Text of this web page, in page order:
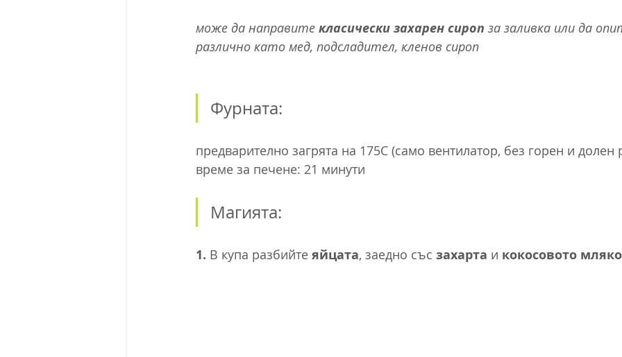
може да направите класически захарен сироп за заливка или да
различно като мед, подсладител, кленов сироп
Фурната:
предварително загрята на 175C (само вентилатор, без горен и долен
време за печене: 21 минути
Магията:
1. В купа разбийте яйцата, заедно със захарта и кокосовото мляко